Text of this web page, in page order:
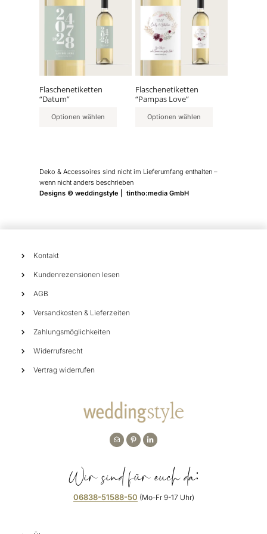
Flaschenetiketten
“Datum”
Optionen wählen
weist
mehrere
Varianten
Optionen
können
auf
der
Flaschenetiketten
“Pampas Love”
Optionen wählen
weist
mehrere
Varianten
Die
Optionen
können
auf
der
Deko & Accessoires sind nicht im Lieferumfang enthalten –
wenn nicht anders beschrieben
Designs © weddingstyle | tintho:media GmbH
Kontakt
Kundenrezensionen lesen
AGB
Versandkosten & Lieferzeiten
Zahlungsmöglichkeiten
Widerrufsrecht
Vertrag widerrufen
Wir sind für euch da:
06838-51588-50 (Mo-Fr 9-17 Uhr)